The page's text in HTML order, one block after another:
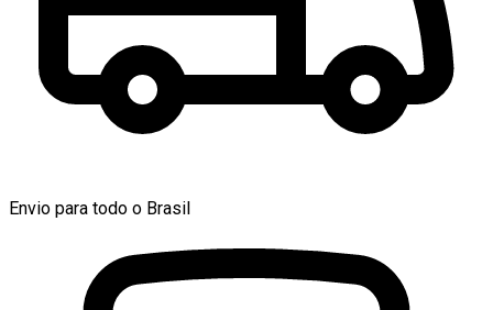
Envio para todo o Brasil